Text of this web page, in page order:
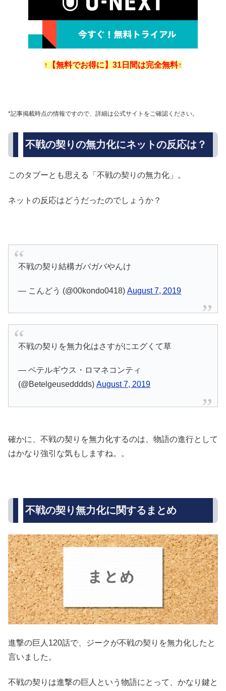
↑【無料でお得に】31日間は完全無料↑
*記事掲載時点の情報ですので、詳細は公式サイトをご確認ください。
不戦の契りの無力化にネットの反応は？
このタブーとも思える「不戦の契りの無力化」。
ネットの反応はどうだったのでしょうか？
不戦の契り結構ガバガバやんけ
— こんどう (@00kondo0418)August 7, 2019
不戦の契りを無力化はさすがにエグくて草
— ペテルギウス・ロマネコンティ
(@Betelgeusedddds)August 7, 2019
確かに、不戦の契りを無力化するのは、物語の進行として
はかなり強引な気もしますね。。
不戦の契り無力化に関するまとめ
進撃の巨人120話で、ジークが不戦の契りを無力化したと
言いました。
不戦の契りは進撃の巨人という物語にとって、かなり鍵と